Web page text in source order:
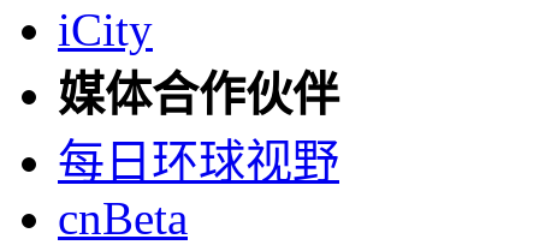
iCity
媒体合作伙伴
每日环球视野
cnBeta